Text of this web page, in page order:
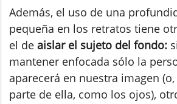
Además, el uso de una
pequeña en los retratos tiene
el de aislar el sujeto del fondo:
mantener enfocada sólo la
aparecerá en nuestra imagen
parte de ella, como los ojos),